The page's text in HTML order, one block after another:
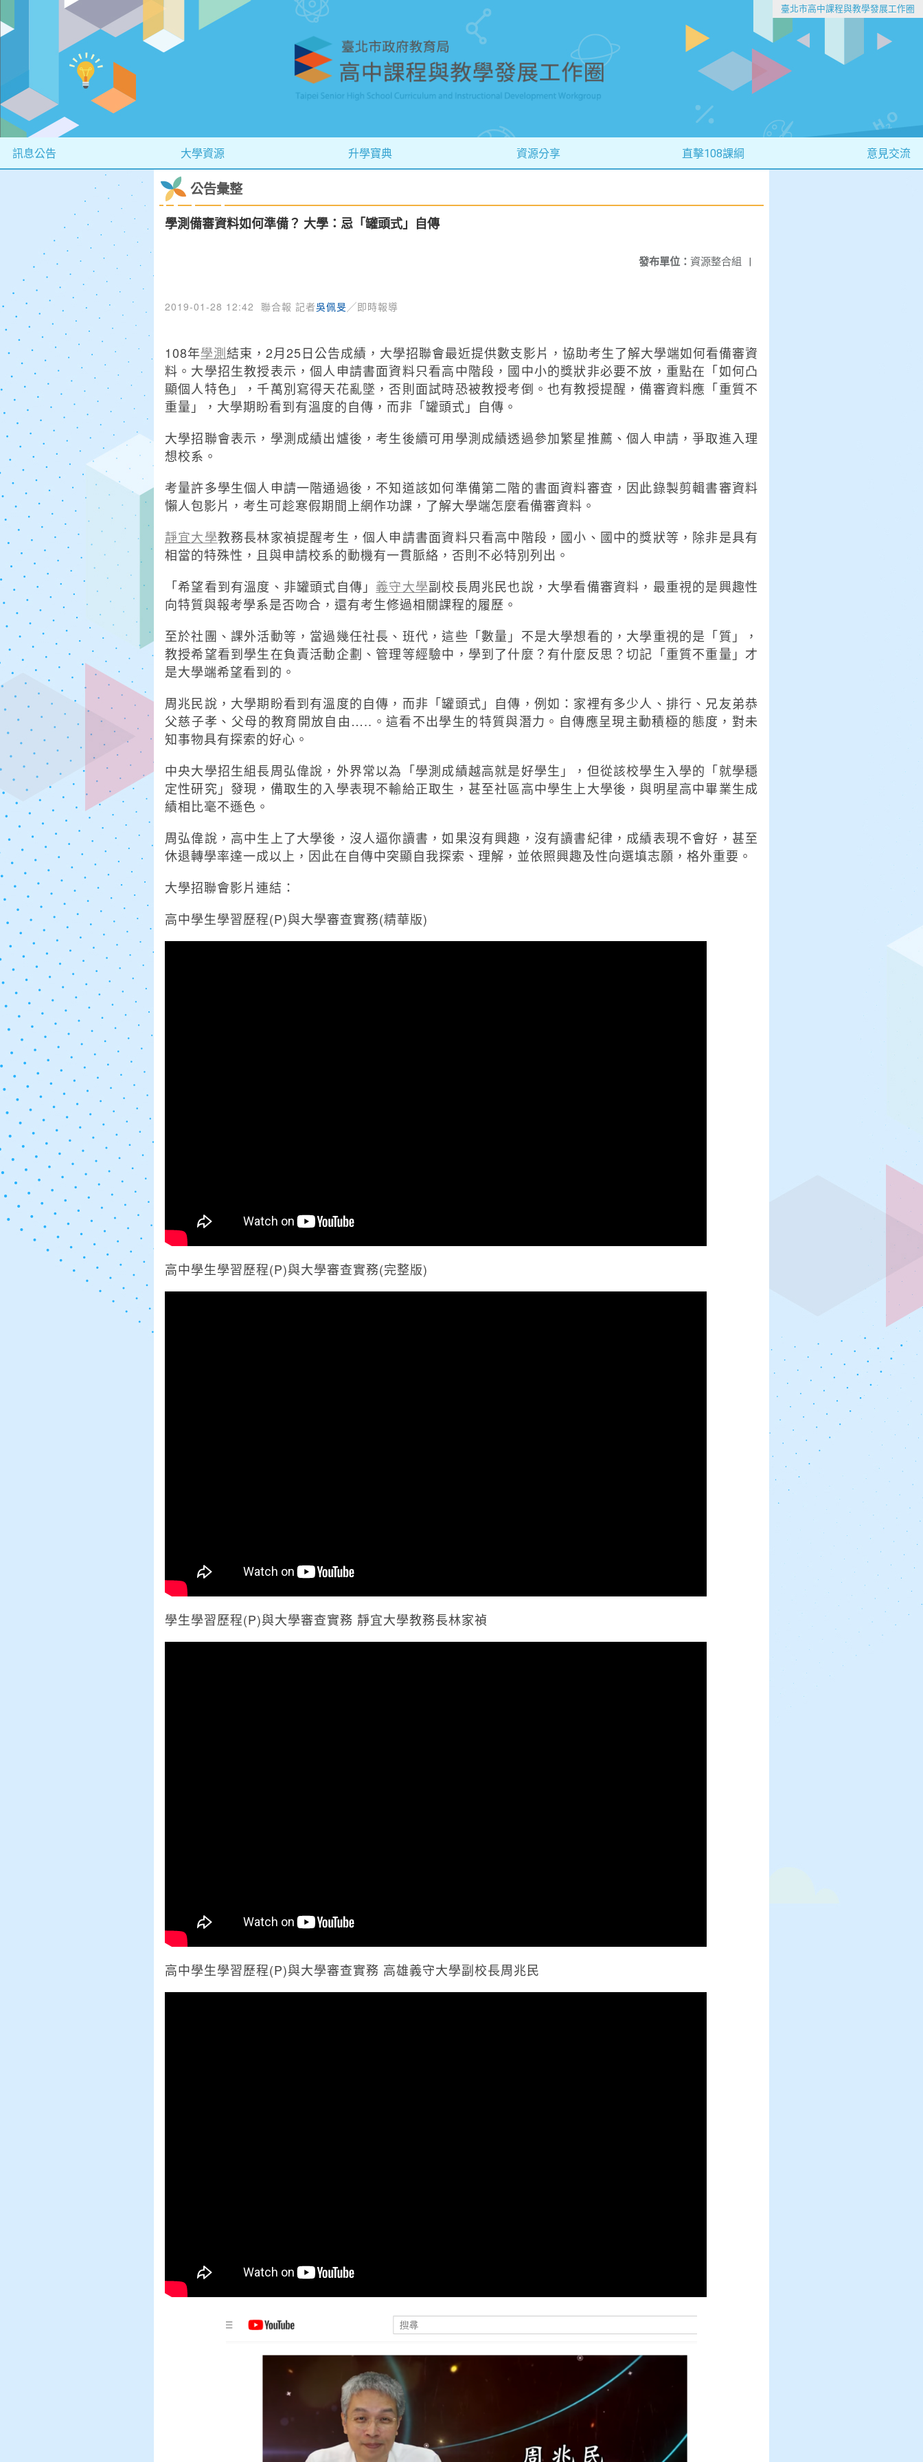
臺北市高中課程與教學發展工作圈
訊息公告 大學資源 升學寶典 資源分享 直擊108課綱 意見交流
公告彙整
學測備審資料如何準備？ 大學：忌「罐頭式」自傳
發布單位： 資源整合組 |
2019-01-28 12:42 聯合報 記者吳佩旻╱即時報導
108年學測結束，2月25日公告成績，大學招聯會最近提供數支影片，協助考生了解大學端如何看備審資
料。大學招生教授表示，個人申請書面資料只看高中階段，國中小的獎狀非必要不放，重點在「如何凸
顯個人特色」，千萬別寫得天花亂墜，否則面試時恐被教授考倒。也有教授提醒，備審資料應「重質不
重量」，大學期盼看到有溫度的自傳，而非「罐頭式」自傳。
大學招聯會表示，學測成績出爐後，考生後續可用學測成績透過參加繁星推薦、個人申請，爭取進入理
想校系。
考量許多學生個人申請一階通過後，不知道該如何準備第二階的書面資料審查，因此錄製剪輯書審資料
懶人包影片，考生可趁寒假期間上網作功課，了解大學端怎麼看備審資料。
靜宜大學教務長林家禎提醒考生，個人申請書面資料只看高中階段，國小、國中的獎狀等，除非是具有
相當的特殊性，且與申請校系的動機有一貫脈絡，否則不必特別列出。
「希望看到有溫度、非罐頭式自傳」 義守大學副校長周兆民也說，大學看備審資料，最重視的是興趣性
向特質與報考學系是否吻合，還有考生修過相關課程的履歷。
至於社團、課外活動等，當過幾任社長、班代，這些「數量」不是大學想看的，大學重視的是「質」，
教授希望看到學生在負責活動企劃、管理等經驗中，學到了什麼？有什麼反思？切記「重質不重量」才
是大學端希望看到的。
周兆民說，大學期盼看到有溫度的自傳，而非「罐頭式」自傳，例如：家裡有多少人、排行、兄友弟恭
父慈子孝、父母的教育開放自由…..。這看不出學生的特質與潛力。自傳應呈現主動積極的態度，對未
知事物具有探索的好心。
中央大學招生組長周弘偉說，外界常以為「學測成績越高就是好學生」，但從該校學生入學的「就學穩
定性研究」發現，備取生的入學表現不輸給正取生，甚至社區高中學生上大學後，與明星高中畢業生成
績相比毫不遜色。
周弘偉說，高中生上了大學後，沒人逼你讀書，如果沒有興趣，沒有讀書紀律，成績表現不會好，甚至
休退轉學率達一成以上，因此在自傳中突顯自我探索、理解，並依照興趣及性向選填志願，格外重要。
大學招聯會影片連結：
高中學生學習歷程(P)與大學審查實務(精華版)
高中學生學習歷程(P)與大學審查實務(完整版)
學生學習歷程(P)與大學審查實務 靜宜大學教務長林家禎
高中學生學習歷程(P)與大學審查實務 高雄義守大學副校長周兆民